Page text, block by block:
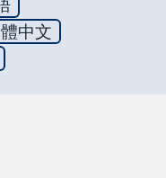
中文